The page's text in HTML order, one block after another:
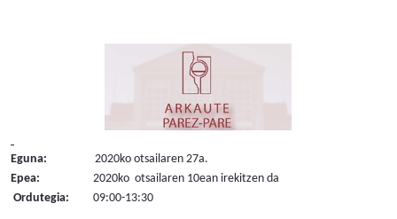
Eguna: 2020ko otsailaren 27a.
Epea: 2020ko otsailaren 10ean irekitzen da
Ordutegia: 09:00-13:30